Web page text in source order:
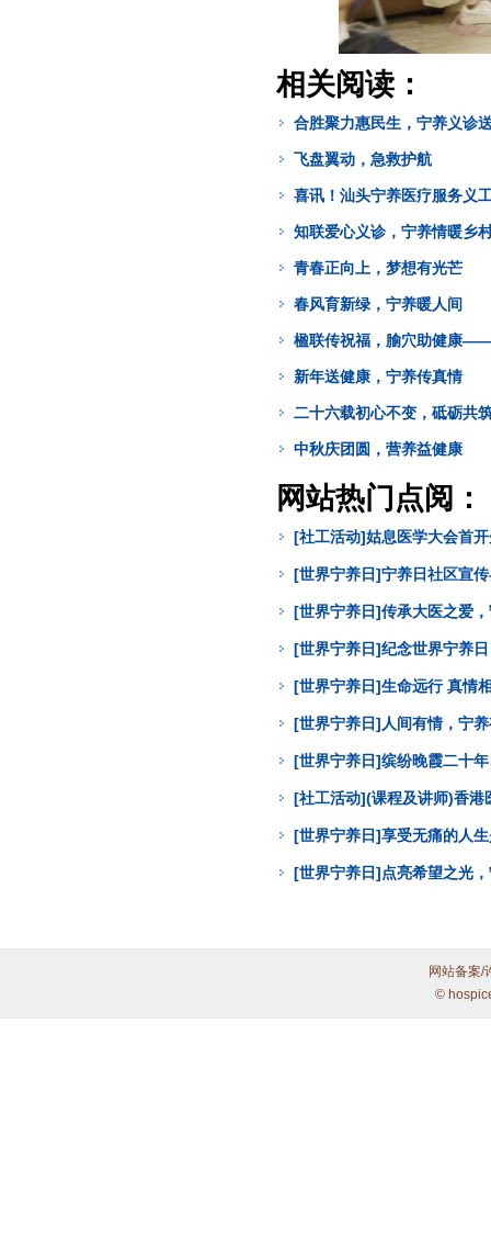
相关阅读：
合胜聚力惠民生，宁养义诊
飞盘翼动，急救护航
喜讯！汕头宁养医疗服务义
知联爱心义诊，宁养情暖乡
青春正向上，梦想有光芒
春风育新绿，宁养暖人间
楹联传祝福，腧穴助健康
新年送健康，宁养传真情
二十六载初心不变，砥砺共
中秋庆团圆，营养益健康
网站热门点阅：
[社工活动]姑息医学大会首
[世界宁养日]宁养日社区宣
[世界宁养日]传承大医之爱
[世界宁养日]纪念世界宁养
[世界宁养日]生命远行 真情
[世界宁养日]人间有情，宁
[世界宁养日]缤纷晚霞二十
[社工活动](课程及讲师)香
[世界宁养日]享受无痛的人
[世界宁养日]点亮希望之光
网站备案/
©